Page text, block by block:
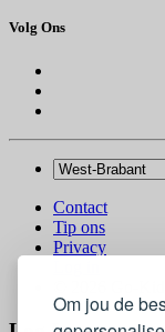
Om jou de
Volg Ons
Contact
Tip ons
Privacy